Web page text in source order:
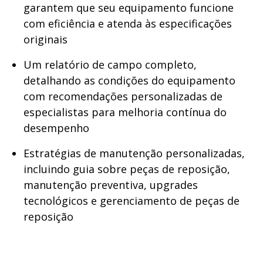
garantem que seu equipamento funcione
com eficiência e atenda às especificações
originais
Um relatório de campo completo,
detalhando as condições do equipamento
com recomendações personalizadas de
especialistas para melhoria contínua do
desempenho
Estratégias de manutenção personalizadas,
incluindo guia sobre peças de reposição,
manutenção preventiva, upgrades
tecnológicos e gerenciamento de peças de
reposição